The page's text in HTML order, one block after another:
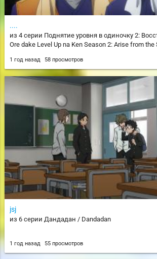
....
из 4 серии Поднятие уровня в одиночку 2:
Ore dake Level Up na Ken Season 2: Arise from the
1 год назад 58 просмотров
jsj
из 6 серии Дандадан / Dandadan
1 год назад 55 просмотров